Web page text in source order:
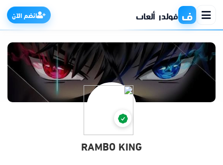
ف فولدر ألعاب انضم الآن
الرئيسية
التطبيقات
RAMBO KING